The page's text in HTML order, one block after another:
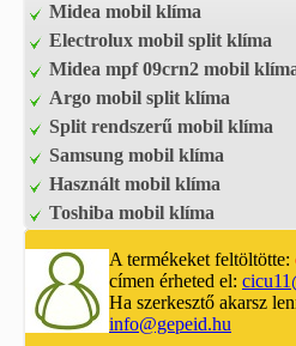
Midea mobil klíma
Electrolux mobil split klíma
Midea mpf 09crn2 mobil
Argo mobil split klíma
Split rendszerű mobil klíma
Samsung mobil klíma
Használt mobil klíma
Toshiba mobil klíma
A termékeket feltöltötte:
címen érheted el:
Ha szerkesztő akarsz
info@gepeid.hu